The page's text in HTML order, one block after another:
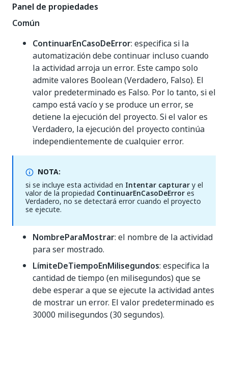
Panel de propiedades
Común
ContinuarEnCasoDeError: especifica si la
automatización debe continuar incluso cuando
la actividad arroja un error. Este campo solo
admite valores Boolean (Verdadero, Falso). El
valor predeterminado es Falso. Por lo tanto, si el
campo está vacío y se produce un error, se
detiene la ejecución del proyecto. Si el valor es
Verdadero, la ejecución del proyecto continúa
independientemente de cualquier error.
NOTA:
si se incluye esta actividad en Intentar capturary el
valor de la propiedad ContinuarEnCasoDeErrores
Verdadero, no se detectará error cuando el proyecto
se ejecute.
NombreParaMostrar: el nombre de la actividad
para ser mostrado.
LímiteDeTiempoEnMilisegundos: especifica la
cantidad de tiempo (en milisegundos) que se
debe esperar a que se ejecute la actividad antes
de mostrar un error. El valor predeterminado es
30000 milisegundos (30 segundos).